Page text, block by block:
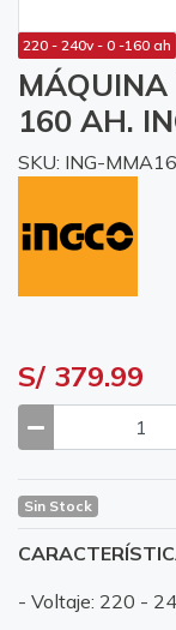
220 - 240v - 0 -160 ah
MÁQUINA
160 AH.
SKU: ING-
S/ 379.99
Sin Stock
- Voltaje: 220 -